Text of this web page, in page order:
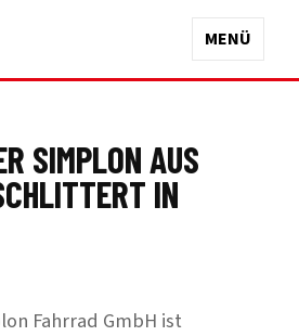
MENÜ
SIMPLON AUS
IN
Fahrrad GmbH ist